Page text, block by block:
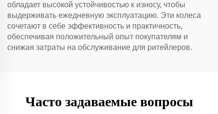
обладает высокой устойчивостью к износу, чтобы
выдерживать ежедневную эксплуатацию. Эти колеса
сочетают в себе эффективность и практичность,
обеспечивая положительный опыт покупателям и
снижая затраты на обслуживание для ритейлеров.
Часто задаваемые вопросы